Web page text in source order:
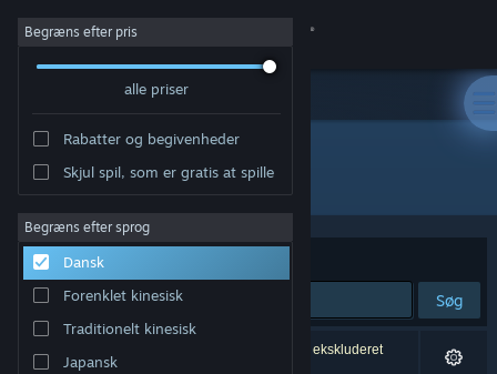
Log på
Om
Support
Skift sprog
Begræns efter pris
alle priser
Rabatter og begivenheder
Skjul spil, som er gratis at spille
Begræns efter sprog
Dansk
Forenklet kinesisk
Traditionelt kinesisk
Japansk
Udvikler: Bathysfear Labs
Sorter efter Relevans
Søg
0 resultater matcher din søgning. 1 titel er blevet ekskluderet
baseret på dine præferencer.